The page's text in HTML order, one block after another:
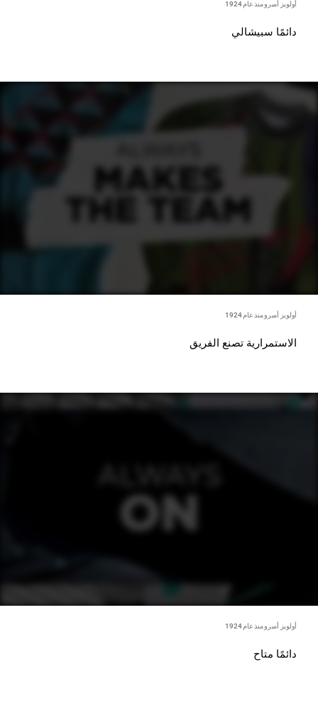
أولويز أمبرو منذ عام 1924
دائمًا سبيشالي
أولويز أمبرو منذ عام 1924
الاستمرارية تصنع الفريق
أولويز أمبرو منذ عام 1924
دائمًا متاح